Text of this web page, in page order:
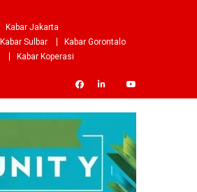
Kabar Jakarta
Kabar Sulbar
Kabar Gorontalo
Kabar Koperasi